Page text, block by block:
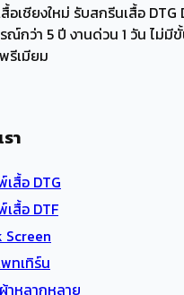
อเชียงใหม่ รับสกรีนเสื้อ
ณ์กว่า 5 ปี งานด่วน 1 วัน ไม่มีขั้
รีเมียม
า
สื้อ DTG
สื้อ DTF
Screen
ทเทิร์น
าหลากหลาย